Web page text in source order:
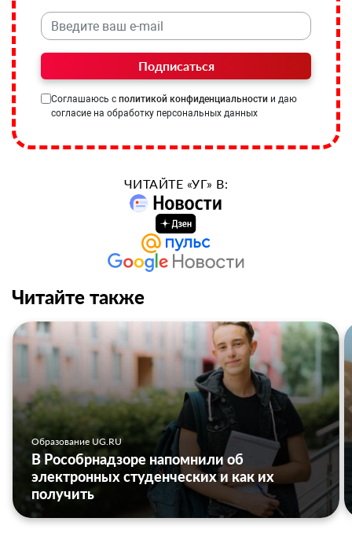
Подписаться
Соглашаюсь с политикой конфиденциальности и даю
согласие на обработку персональных данных
ЧИТАЙТЕ «УГ» В:
Читайте также
Образование UG.RU
В Рособрнадзоре напомнили об
электронных студенческих и как их
получить